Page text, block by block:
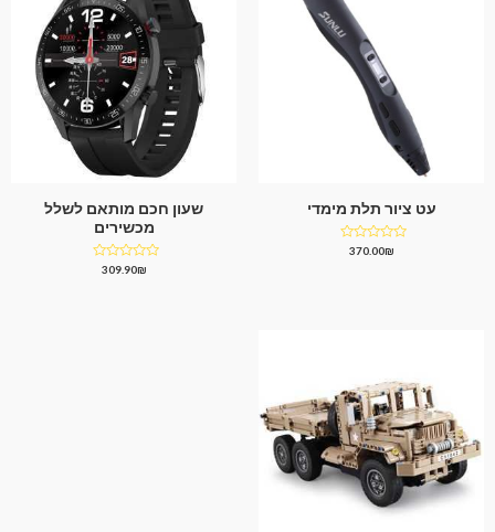
עט ציור תלת מימדי
דורג370.00₪
שעון חכם מותאם לשלל
מכשירים
דורג309.90₪